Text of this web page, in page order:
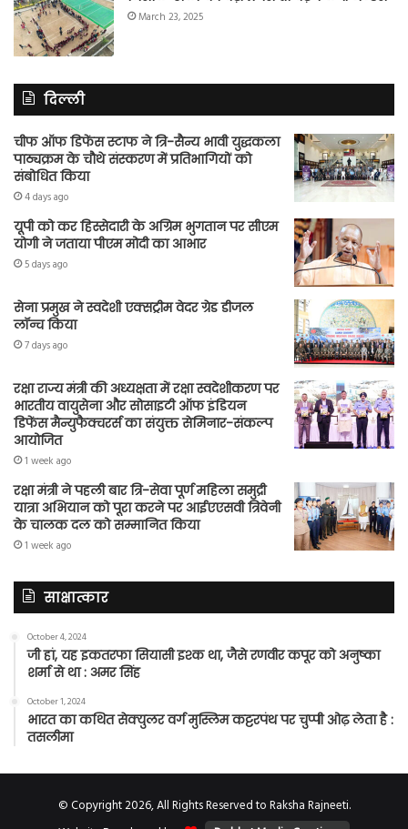
March 23, 2025
दिल्ली
चीफ ऑफ डिफेंस स्टाफ ने त्रि-सैन्य भावी युद्धकला
पाठ्यक्रम के चौथे संस्करण में प्रतिभागियों को
संबोधित किया
4 days ago
यूपी को कर हिस्सेदारी के अग्रिम भुगतान पर सीएम
योगी ने जताया पीएम मोदी का आभार
5 days ago
सेना प्रमुख ने स्वदेशी एक्सट्रीम वेदर ग्रेड डीजल
लॉन्च किया
7 days ago
रक्षा राज्य मंत्री की अध्यक्षता में रक्षा स्वदेशीकरण पर
भारतीय वायुसेना और सोसाइटी ऑफ इंडियन
डिफेंस मैन्युफैक्चरर्स का संयुक्त सेमिनार-संकल्प
आयोजित
1 week ago
रक्षा मंत्री ने पहली बार त्रि-सेवा पूर्ण महिला समुद्री
यात्रा अभियान को पूरा करने पर आईएएसवी त्रिवेनी
के चालक दल को सम्मानित किया
1 week ago
साक्षात्कार
October 4, 2024
जी हां, यह इकतरफा सियासी इश्क था, जैसे रणवीर कपूर को अनुष्का
शर्मा से था : अमर सिंह
October 1, 2024
भारत का कथित सेक्युलर वर्ग मुस्लिम कट्टरपंथ पर चुप्पी ओढ़ लेता है :
तसलीमा
© Copyright 2026, All Rights Reserved to Raksha Rajneeti.